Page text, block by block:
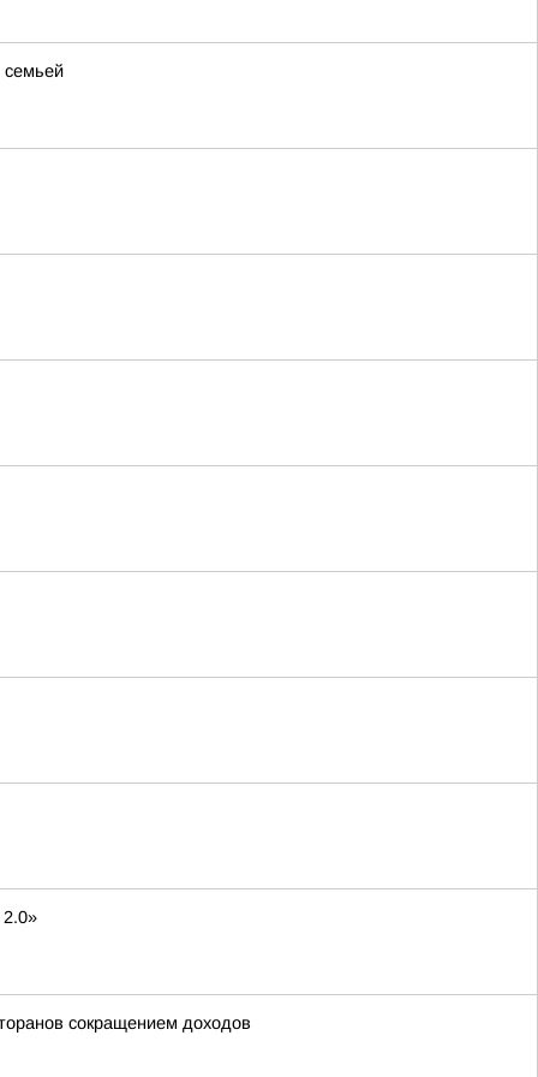
семьей
2.0»
сокращением доходов